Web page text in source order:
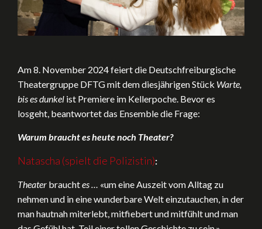
Am 8. November 2024 feiert die Deutschfreiburgische
Theatergruppe DFTG mit dem diesjährigen Stück Warte,
bis es dunkel ist Premiere im Kellerpoche. Bevor es
losgeht, beantwortet das Ensemble die Frage:
Warum braucht es heute noch Theater?
Natascha (spielt die Polizistin):
Theater brauchtes …
«um eine Auszeit vom Alltag zu
nehmen und in eine wunderbare Welt einzutauchen, in der
man hautnah miterlebt, mitfiebert und mitfühlt und man